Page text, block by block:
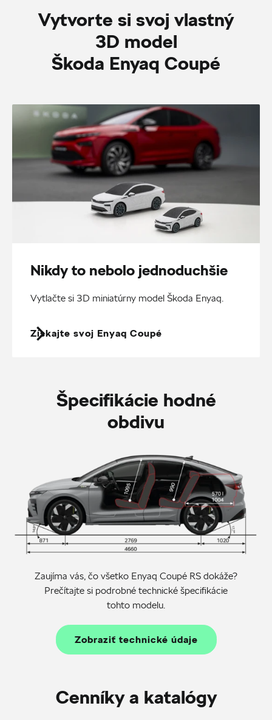
Vytvorte si svoj vlastný
3D model
Škoda Enyaq Coupé
Nikdy to nebolo jednoduchšie
Vytlačte si 3D miniatúrny model Škoda Enyaq.
Získajte svoj Enyaq Coupé
Špecifikácie hodné
obdivu
Zaujíma vás, čo všetko Enyaq Coupé RS dokáže?
Prečítajte si podrobné technické špecifikácie
tohto modelu.
Zobraziť technické údaje
Cenníky a katalógy